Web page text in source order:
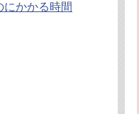
かかる時間